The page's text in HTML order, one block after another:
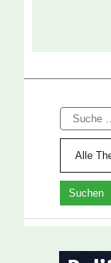
Suche